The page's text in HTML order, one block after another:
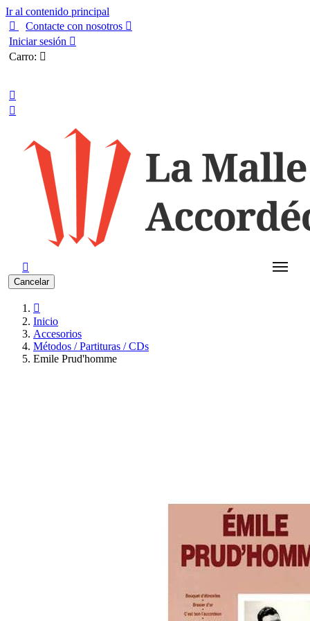
Ir al contenido principal

Contacte con nosotros 
Iniciar sesión 
Carro: 



Cancelar

Inicio
Accesorios
Métodos / Partituras / CDs
Emile Prud'homme